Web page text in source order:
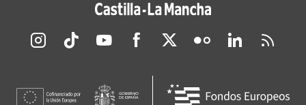
Redes sociales JCCM